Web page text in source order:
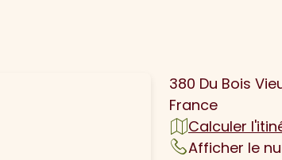
380 Du Bois
France
Calculer
Afficher le